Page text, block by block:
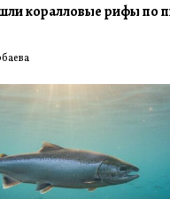
коралловые рифы по